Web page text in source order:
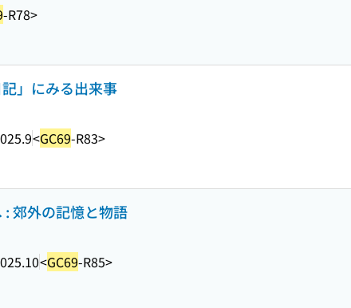
-R78>
」にみる出来事
<GC69-R83>
郊外の記憶と物語
<GC69-R85>